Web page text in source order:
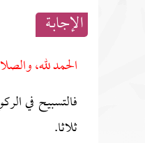
الإجابــة
الحمد لله،
فالتسبيح في
ثلاثا.